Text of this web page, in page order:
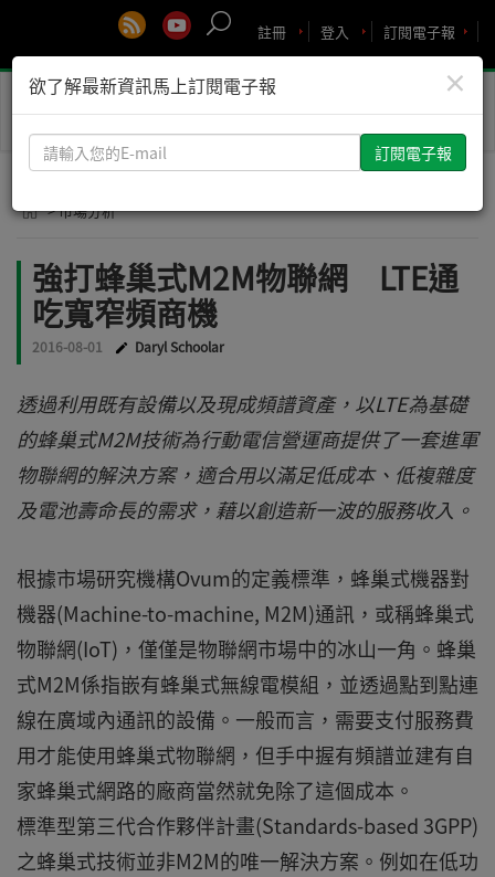
訂閱電子報
登入
註冊
Toggle
> 市場分析
強打蜂巢式M2M物聯網 LTE通
吃寬窄頻商機
2016-08-01 Daryl Schoolar
透過利用既有設備以及現成頻譜資產，以LTE為基礎
的蜂巢式M2M技術為行動電信營運商提供了一套進軍
物聯網的解決方案，適合用以滿足低成本、低複雜度
及電池壽命長的需求，藉以創造新一波的服務收入。
根據市場研究機構Ovum的定義標準，蜂巢式機器對
機器(Machine-to-machine, M2M)通訊，或稱蜂巢式
物聯網(IoT)，僅僅是物聯網市場中的冰山一角。蜂巢
式M2M係指嵌有蜂巢式無線電模組，並透過點到點連
線在廣域內通訊的設備。一般而言，需要支付服務費
用才能使用蜂巢式物聯網，但手中握有頻譜並建有自
家蜂巢式網路的廠商當然就免除了這個成本。
標準型第三代合作夥伴計畫(Standards-based 3GPP)
之蜂巢式技術並非M2M的唯一解決方案。例如在低功
×
欲了解最新資訊馬上訂閱電子報
請
輸
您
E-
mail